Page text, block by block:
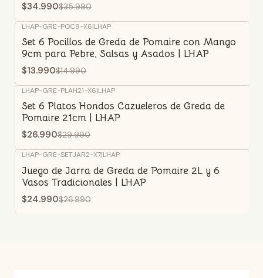
$34.990$35.990
-7% OFF
LHAP-GRE-POC9-X6|LHAP
Set 6 Pocillos de Greda de Pomaire con Mango
9cm para Pebre, Salsas y Asados | LHAP
$13.990$14.990
-10%OFF
LHAP-GRE-PLAH21-X6|LHAP
Set 6 Platos Hondos Cazueleros de Greda de
Pomaire 21cm | LHAP
$26.990$29.990
OFF
LHAP-GRE-SETJAR2-X7|LHAP
Juego de Jarra de Greda de Pomaire 2L y 6
Vasos Tradicionales | LHAP
$24.990$26.990